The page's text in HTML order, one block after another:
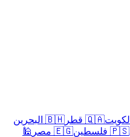
🇶🇦 قطر
🇧🇭 البحرين
🇵🇸 فلسطين 🇪🇬 مصر
🕌